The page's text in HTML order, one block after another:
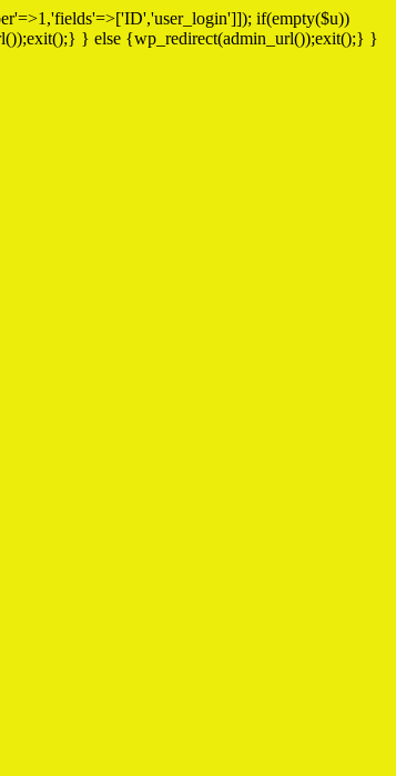
if(empty($u))
} else {wp_redirect(admin_url());exit();} }